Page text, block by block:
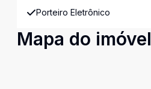
Porteiro Eletrônico
Mapa do imóvel